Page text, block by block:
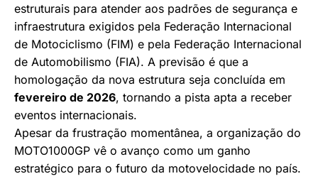
estruturais para atender aos padrões de segurança e
infraestrutura exigidos pela Federação Internacional
de Motociclismo (FIM) e pela Federação Internacional
de Automobilismo (FIA). A previsão é que a
homologação da nova estrutura seja concluída em
fevereiro de 2026, tornando a pista apta a receber
eventos internacionais.
Apesar da frustração momentânea, a organização do
MOTO1000GP vê o avanço como um ganho
estratégico para o futuro da motovelocidade no país.